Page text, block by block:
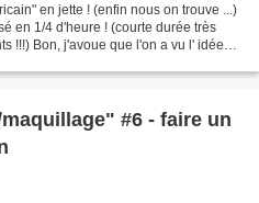
en jette ! (enfin nous on trouve ...)
en 1/4 d'heure ! (courte durée très
!!!) Bon, j'avoue que l'on a vu l' idée
#6 - faire un